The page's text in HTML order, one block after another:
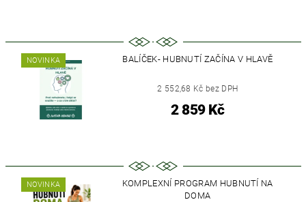
NOVINKA BALÍČEK- HUBNUTÍ ZAČÍNA V HLAVĚ
2 552,68 Kč bez DPH
2 859 Kč
NOVINKA
KOMPLEXNÍ PROGRAM HUBNUTÍ NA
DOMA